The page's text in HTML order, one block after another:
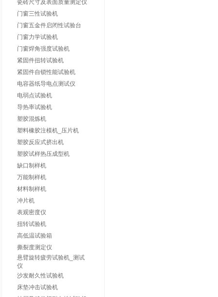
瓷砖尺寸及表面质量测定仪
门窗三性试验机
门窗五金件启闭性试验台
门窗力学试验机
门窗焊角强度试验机
紧固件扭转试验机
紧固件自锁性能试验机
电容器纸导电点测试仪
电弱点试验机
导热率试验机
塑胶混炼机
塑料橡胶注模机_压片机
塑胶反应式挤出机
塑胶试样热压成型机
缺口制样机
万能制样机
材料制样机
冲片机
表观密度仪
扭转试验机
高低温试验箱
撕裂度测定仪
悬臂旋转疲劳试验机_测试
仪
沙发耐久性试验机
床垫冲击试验机